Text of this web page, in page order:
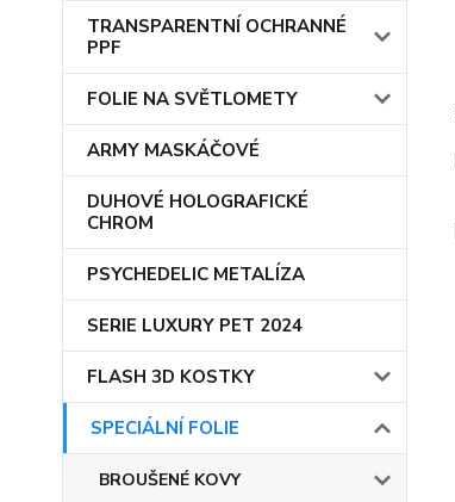
TRANSPARENTNÍ OCHRANNÉ
PPF
FOLIE NA SVĚTLOMETY
ARMY MASKÁČOVÉ
DUHOVÉ HOLOGRAFICKÉ
CHROM
PSYCHEDELIC METALÍZA
SERIE LUXURY PET 2024
FLASH 3D KOSTKY
SPECIÁLNÍ FOLIE
BROUŠENÉ KOVY